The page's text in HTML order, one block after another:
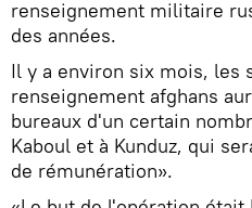
renseignement militaire
des années.
Il y a environ six mois, les
renseignement afghans
bureaux d'un certain
Kaboul et à Kunduz, qui
de rémunération».